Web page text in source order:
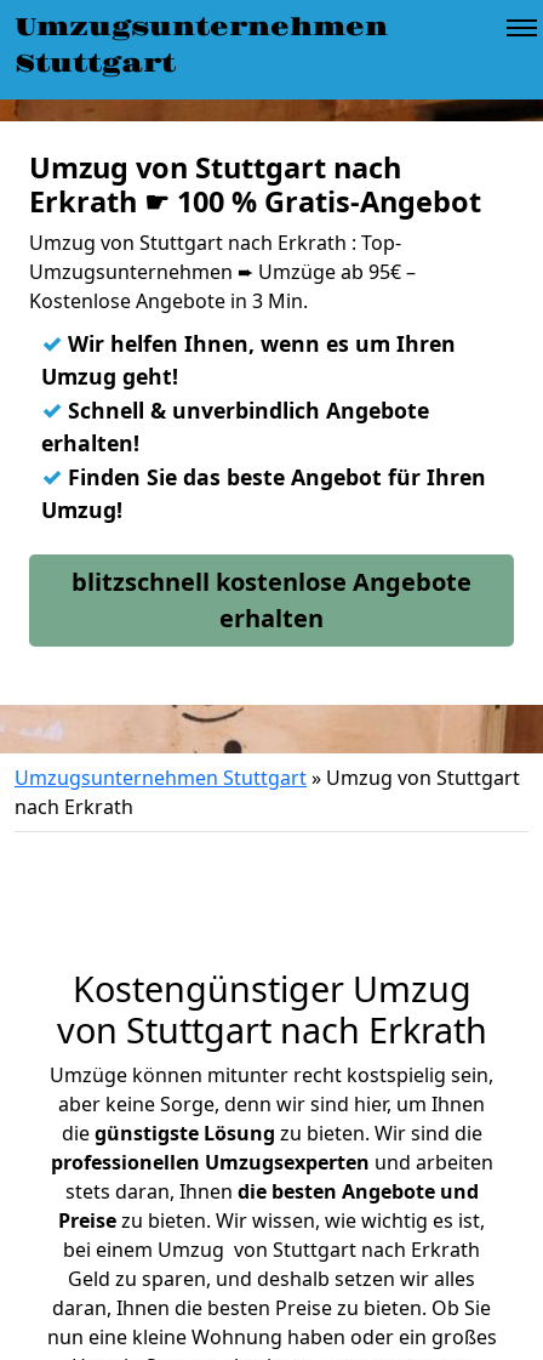
Umzugsunternehmen
Stuttgart
Umzug von Stuttgart nach
Erkrath ☛ 100 % Gratis-Angebot
Umzug von Stuttgart nach Erkrath : Top-
Umzugsunternehmen ➨ Umzüge ab 95€ –
Kostenlose Angebote in 3 Min.
✓ Wir helfen Ihnen, wenn es um Ihren
Umzug geht!
✓ Schnell & unverbindlich Angebote
erhalten!
✓ Finden Sie das beste Angebot für Ihren
Umzug!
blitzschnell kostenlose Angebote
erhalten
Umzugsunternehmen Stuttgart» Umzug von Stuttgart
nach Erkrath
Kostengünstiger Umzug
von Stuttgart nach Erkrath
Umzüge können mitunter recht kostspielig sein,
aber keine Sorge, denn wir sind hier, um Ihnen
diegünstigste Lösung zu bieten. Wir sind die
professionellen Umzugsexperten und arbeiten
stets daran, Ihnen die besten Angebote und
Preisezu bieten. Wir wissen, wie wichtig es ist,
bei einem Umzug von Stuttgart nach Erkrath
Geld zu sparen, und deshalb setzen wir alles
daran, Ihnen die besten Preise zu bieten. Ob Sie
nun eine kleine Wohnung haben oder ein großes